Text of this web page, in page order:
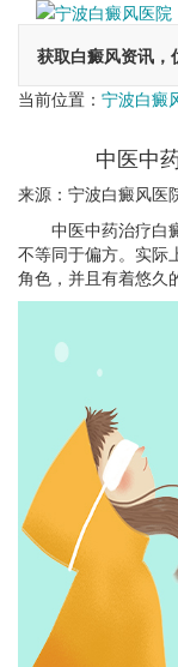
获取白癜风资讯，
当前位置： 宁波白癜
中医中
来源：宁波白癜风医
中医中药治疗白癜
不等同于偏方。实际
角色，并且有着悠久